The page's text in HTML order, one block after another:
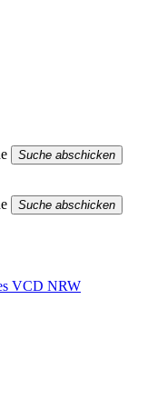
Suche abschicken
Suche abschicken
VCD NRW